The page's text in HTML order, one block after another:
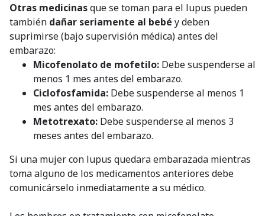
Otras medicinasque se toman para el lupus pueden
también dañar seriamente al bebé y deben
suprimirse (bajo supervisión médica) antes del
embarazo:
Micofenolato de mofetilo: Debe suspenderse al
menos 1 mes antes del embarazo.
Ciclofosfamida: Debe suspenderse al menos 1
mes antes del embarazo.
Metotrexato: Debe suspenderse al menos 3
meses antes del embarazo.
Si una mujer con lupus quedara embarazada mientras
toma alguno de los medicamentos anteriores debe
comunicárselo inmediatamente a su médico.